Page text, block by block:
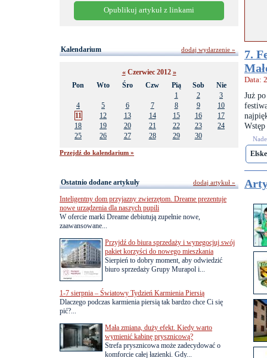
7.
Data:
Już
Opublikuj artykuł z linkami
Kalendarium
«Czerwiec 2012 »
Pon
Wto Śro Czw Pią Sob
Nie
1
2
3
4
5 6 7 8 9
10
11
12 13 14 15 16
17
18
19 20 21 22 23
24
25
26 27 28 29 30
Przejdź do kalendarium »
dodaj wydarzenie »
Ostatnio dodane artykuły
Inteligentny dom przyjazny zwierzętom. Dreame prezentuje
nowe urządzenia dla naszych pupili
W ofercie marki Dreame debiutują zupełnie nowe,
zaawansowane...
Przyjdź do biura sprzedaży i wynegocjuj swój
pakiet korzyści do nowego mieszkania
Sierpień to dobry moment, aby odwiedzić
biuro sprzedaży Grupy Murapol i...
1-7 sierpnia – Światowy Tydzień Karmienia Piersią
Dlaczego podczas karmienia piersią tak bardzo chce Ci się
pić?...
Mała zmiana, duży efekt. Kiedy warto
wymienić kabinę prysznicową?
Strefa prysznicowa może zadecydować o
komforcie całej łazienki. Gdy...
dodaj artykuł »